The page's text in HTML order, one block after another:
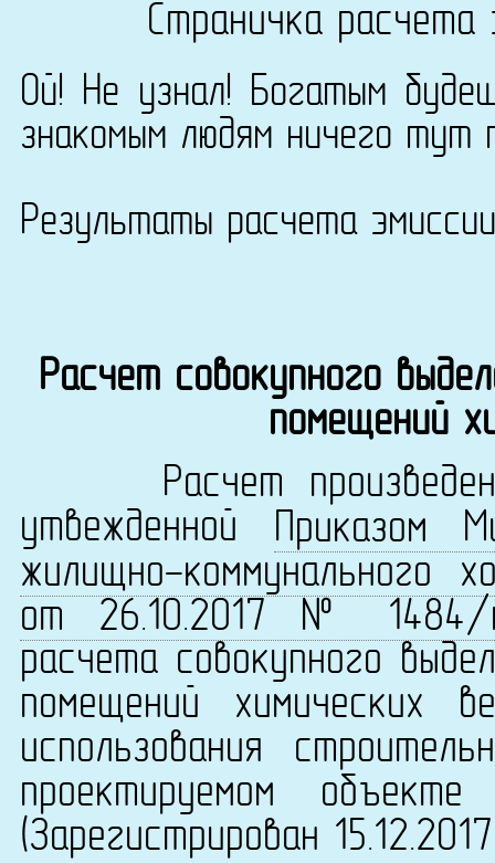
Страничка
Ой! Не узнал! Богатым
знакомым людям ничего тут
Результаты расчета
Расчет совокупного
помещений
Расчет произведен
утвежденной Приказом
жилищно-коммунального
от 26.10.2017 № 1484/
расчета совокупного
помещений химических
использования
проектируемом объекте
(Зарегистрирован